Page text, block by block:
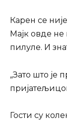
Карен се
Мајк овде
пилуле. И
„Зато што је
Гости су